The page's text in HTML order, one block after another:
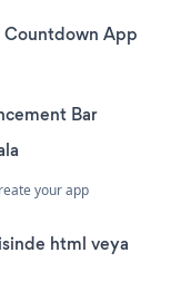
Countdown App
Bar
your app
html veya